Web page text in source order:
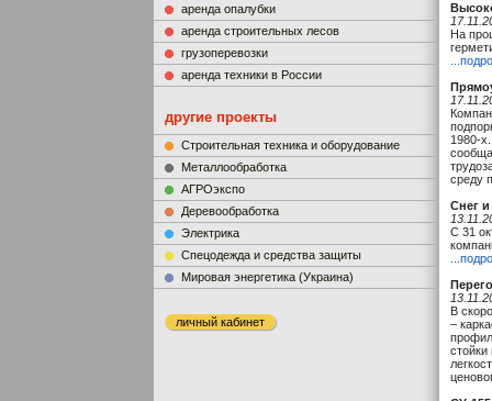
аренда опалубки
аренда строительных лесов
грузоперевозки
аренда техники в России
другие проекты
Строительная техника и оборудование
Металлообработка
АГРОэкспо
Деревообработка
Электрика
Cпецодежда и средства защиты
Мировая энергетика (Украина)
личный кабинет
На
1980-
среду
Снег
С 31
В
–